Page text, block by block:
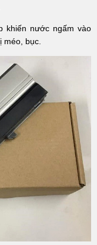
khiến nước ngấm vào
méo, bục.